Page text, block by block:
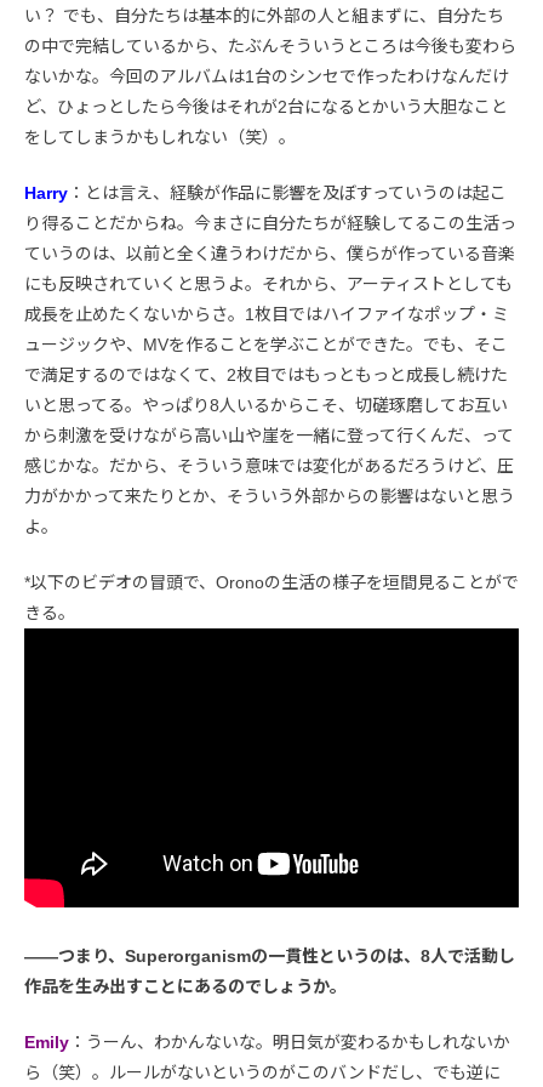
い？ でも、自分たちは基本的に外部の人と組まずに、自分たち
の中で完結しているから、たぶんそういうところは今後も変わら
ないかな。今回のアルバムは1台のシンセで作ったわけなんだけ
ど、ひょっとしたら今後はそれが2台になるとかいう大胆なこと
をしてしまうかもしれない（笑）。
Harry ：とは言え、経験が作品に影響を及ぼすっていうのは起こ
り得ることだからね。今まさに自分たちが経験してるこの生活っ
ていうのは、以前と全く違うわけだから、僕らが作っている音楽
にも反映されていくと思うよ。それから、アーティストとしても
成長を止めたくないからさ。1枚目ではハイファイなポップ・ミ
ュージックや、MVを作ることを学ぶことができた。でも、そこ
で満足するのではなくて、2枚目ではもっともっと成長し続けた
いと思ってる。やっぱり8人いるからこそ、切磋琢磨してお互い
から刺激を受けながら高い山や崖を一緒に登って行くんだ、って
感じかな。だから、そういう意味では変化があるだろうけど、圧
力がかかって来たりとか、そういう外部からの影響はないと思う
よ。
*以下のビデオの冒頭で、Oronoの生活の様子を垣間見ることがで
きる。
――つまり、Superorganismの一貫性というのは、8人で活動し
作品を生み出すことにあるのでしょうか。
Emily ：うーん、わかんないな。明日気が変わるかもしれないか
ら（笑）。ルールがないというのがこのバンドだし、でも逆に